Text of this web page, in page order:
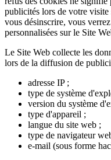
publicités lors de votre
vous désinscrire, vous
personnalisées sur le Site
Le Site Web collecte les
lors de la diffusion de
adresse IP ;
type de système
version du système
type d'appareil ;
langue du site web ;
type de navigateur
e-mail (sous forme